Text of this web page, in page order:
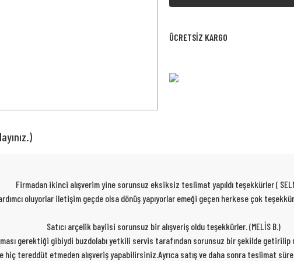
ÜCRETSİZ KARGO
Firmadan ikinci alışverim yine sorunsuz eksiksiz teslimat yapıldı teşekkürler (
oluyorlar iletişim geçde olsa dönüş yapıyorlar emeği geçen herkese çok
Satıcı arçelik bayiisi sorunsuz bir alışveriş oldu teşekkürler. (MELİS B.)
gerektiği gibiydi buzdolabı yetkili servis tarafından sorunsuz bir şekilde getirilip
hiç tereddüt etmeden alışveriş yapabilirsiniz.Ayrıca satış ve daha sonra teslimat